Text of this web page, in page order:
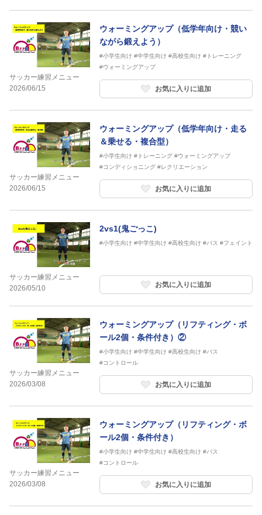
サッカー練習メニュー
2026/06/15
ウォーミングアップ（低学年向け・競い
ながら鍛えよう）
#小学生向け #中学生向け #高校生向け #トレーニング
#ウォーミングアップ
お気に入りに追加
サッカー練習メニュー
2026/06/15
ウォーミングアップ（低学年向け・走る
＆乗せる・複合型）
#小学生向け #トレーニング #ウォーミングアップ
#コンディショニング #レクリエーション
お気に入りに追加
サッカー練習メニュー
2026/05/10
2vs1(鬼ごっこ)
#小学生向け #中学生向け #高校生向け #パス #フェイント
お気に入りに追加
サッカー練習メニュー
2026/03/08
ウォーミングアップ（リフティング・ボ
ール2個・条件付き）②
#小学生向け #中学生向け #高校生向け #パス
#コントロール
お気に入りに追加
サッカー練習メニュー
2026/03/08
ウォーミングアップ（リフティング・ボ
ール2個・条件付き）
#小学生向け #中学生向け #高校生向け #パス
#コントロール
お気に入りに追加